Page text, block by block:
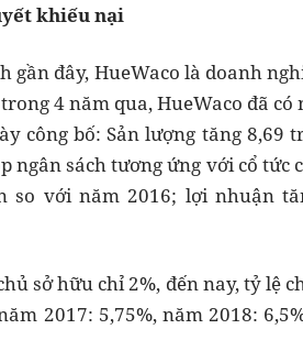
khiếu nại
gần đây, HueWaco là doanh
4 năm qua, HueWaco đã
công bố: Sản lượng tăng 8,69
ngân sách tương ứng với cổ
so với năm 2016; lợi nhuận
sở hữu chỉ 2%, đến nay, tỷ lệ
2017: 5,75%, năm 2018: